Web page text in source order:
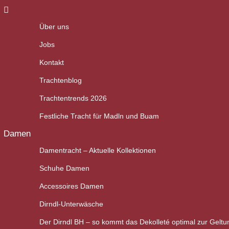
Über uns
Jobs
Kontakt
Trachtenblog
Trachtentrends 2026
Festliche Tracht für Madln und Buam
Damen
Damentracht – Aktuelle Kollektionen
Schuhe Damen
Accessoires Damen
Dirndl-Unterwäsche
Der Dirndl BH – so kommt das Dekolleté optimal zur